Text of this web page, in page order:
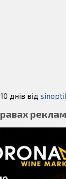
днів від